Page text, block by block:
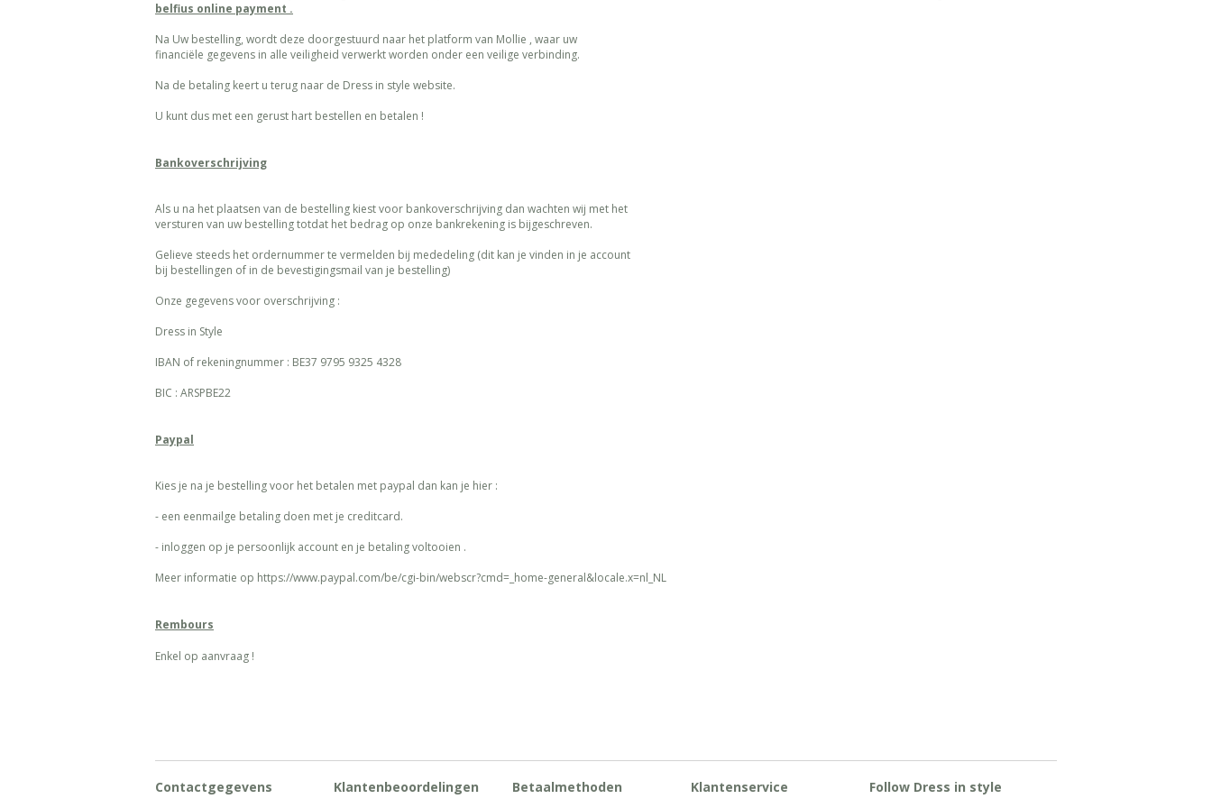
belfius online payment .
Na Uw bestelling, wordt deze doorgestuurd naar het platform van Mollie , waar uw
financiële gegevens in alle veiligheid verwerkt worden onder een veilige verbinding.
Na de betaling keert u terug naar de Dress in style website.
U kunt dus met een gerust hart bestellen en betalen !
Bankoverschrijving
Als u na het plaatsen van de bestelling kiest voor bankoverschrijving dan wachten wij met het
versturen van uw bestelling totdat het bedrag op onze bankrekening is bijgeschreven.
Gelieve steeds het ordernummer te vermelden bij mededeling (dit kan je vinden in je account
bij bestellingen of in de bevestigingsmail van je bestelling)
Onze gegevens voor overschrijving :
Dress in Style
IBAN of rekeningnummer : BE37 9795 9325 4328
BIC : ARSPBE22
Paypal
Kies je na je bestelling voor het betalen met paypal dan kan je hier :
- een eenmailge betaling doen met je creditcard.
- inloggen op je persoonlijk account en je betaling voltooien .
Meer informatie op https://www.paypal.com/be/cgi-bin/webscr?cmd=_home-general&locale.x=nl_NL
Rembours
Enkel op aanvraag !
Contactgegevens Klantenbeoordelingen Betaalmethoden Klantenservice Follow Dress in style